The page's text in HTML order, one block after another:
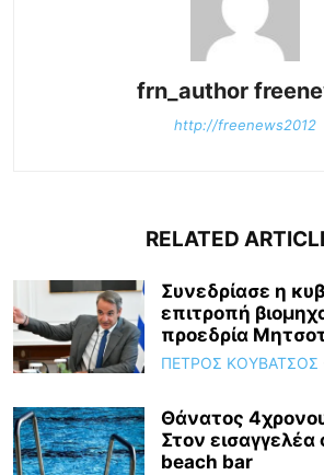
frn_author
http://freenews2012
RELATED
Συνεδρίασε η
επιτροπή
προεδρία
ΠΕΤΡΟΣ ΚΟΥΒΑΤΣΟΣ
Θάνατος
Στον εισαγγελέα
beach bar